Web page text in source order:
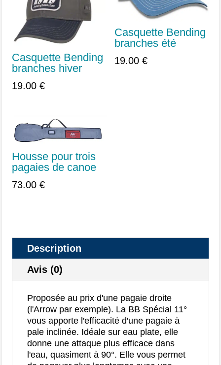
Casquette Bending
branches hiver
19.00€
Casquette Bending
branches été
19.00 €
Housse pour trois
pagaies de canoe
73.00€
Description
Avis (0)
Proposée au prix d'une pagaie droite
(l'Arrow par exemple). La BB Spécial 11°
vous apporte l'efficacité d'une pagaie à
pale inclinée. Idéale sur eau plate, elle
donne une attaque plus efficace dans
l'eau, quasiment à 90°. Elle vous permet